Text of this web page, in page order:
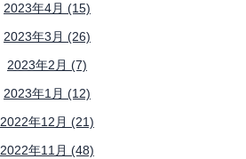
2023年4月 (15)
2023年3月 (26)
2023年2月 (7)
2023年1月 (12)
2022年12月 (21)
2022年11月 (48)